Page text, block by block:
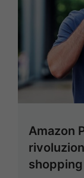
Amazon